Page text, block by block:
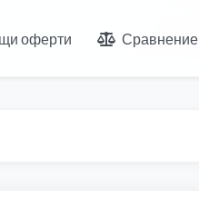
оферти Сравнение